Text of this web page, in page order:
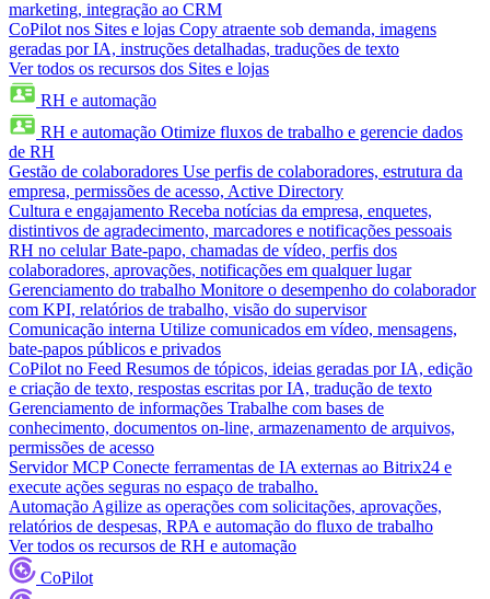
marketing, integração ao CRM
CoPilot nos Sites e lojas Copy atraente sob demanda, imagens
geradas por IA, instruções detalhadas, traduções de texto
Ver todos os recursos dos Sites e lojas
RH e automação
RH e automação Otimize fluxos de trabalho e gerencie dados
de RH
Gestão de colaboradores Use perfis de colaboradores, estrutura da
empresa, permissões de acesso, Active Directory
Cultura e engajamento Receba notícias da empresa, enquetes,
distintivos de agradecimento, marcadores e notificações pessoais
RH no celular Bate-papo, chamadas de vídeo, perfis dos
colaboradores, aprovações, notificações em qualquer lugar
Gerenciamento do trabalho Monitore o desempenho do colaborador
com KPI, relatórios de trabalho, visão do supervisor
Comunicação interna Utilize comunicados em vídeo, mensagens,
bate-papos públicos e privados
CoPilot no Feed Resumos de tópicos, ideias geradas por IA, edição
e criação de texto, respostas escritas por IA, tradução de texto
Gerenciamento de informações Trabalhe com bases de
conhecimento, documentos on-line, armazenamento de arquivos,
permissões de acesso
Servidor MCP Conecte ferramentas de IA externas ao Bitrix24 e
execute ações seguras no espaço de trabalho.
Automação Agilize as operações com solicitações, aprovações,
relatórios de despesas, RPA e automação do fluxo de trabalho
Ver todos os recursos de RH e automação
CoPilot